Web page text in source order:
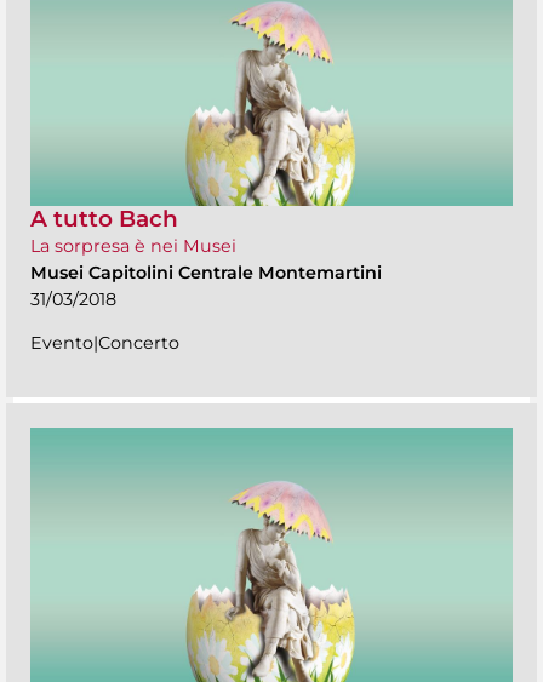
A tutto Bach
La sorpresa è nei Musei
Musei Capitolini Centrale Montemartini
31/03/2018
Evento|Concerto